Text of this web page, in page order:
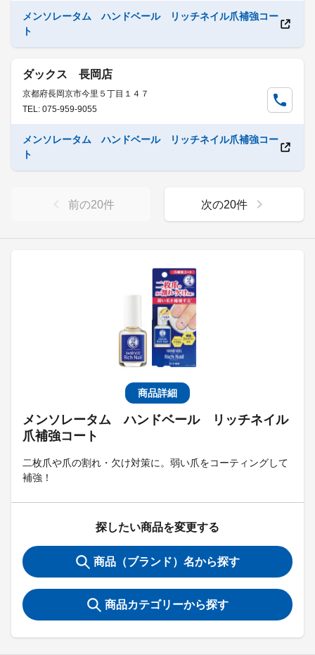
商品詳細
メンソレータム ハンドベール リッチネイル
爪補強コート
二枚爪や爪の割れ・欠け対策に。弱い爪をコーティングして
補強！
探したい商品を変更する
商品（ブランド）名から探す
商品カテゴリーから探す
メンソレータム ハンドベール リッチネイル爪補強コー
ト
ダックス 長岡店
京都府長岡京市今里５丁目１４７
TEL: 075-959-9055
メンソレータム ハンドベール リッチネイル爪補強コー
ト
前の20件 次の20件